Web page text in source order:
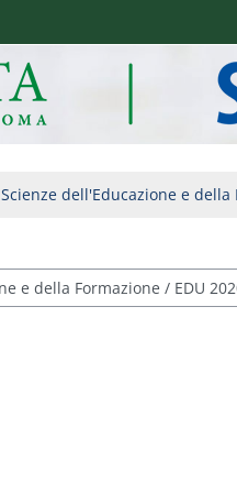
Scienze dell'Educazione e della